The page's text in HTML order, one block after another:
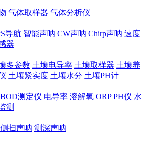
气体取样器 气体分析仪
导航 智能声呐 CW声呐 Chirp声呐 速度
器
多参数 土壤电导率 土壤取样器 土壤养
土壤紧实度 土壤水分 土壤PH计
BOD测定仪 电导率 溶解氧 ORP PH仪 水
测
侧扫声呐 测深声呐